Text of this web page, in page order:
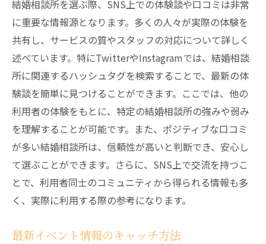
結婚相談所を選ぶ際、SNS上での体験談や口コミは非常
に重要な情報源となります。多くの人々が実際の体験を
共有し、サービスの質やスタッフの対応について詳しく
述べています。特にTwitterやInstagramでは、結婚相談
所に関連するハッシュタグを検索することで、最新の体
験談を簡単に見つけることができます。ここでは、他の
利用者の体験をもとに、特定の結婚相談所の強みや弱み
を理解することが可能です。また、ポジティブな口コミ
が多い結婚相談所は、信頼性が高いと判断でき、安心し
て選ぶことができます。さらに、SNS上で交流を持つこ
とで、利用者同士のコミュニティから得られる情報も多
く、実際に利用する際の参考になります。
最新イベント情報のキャッチ方法